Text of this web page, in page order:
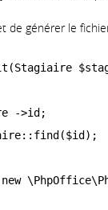
de générer le
->id;